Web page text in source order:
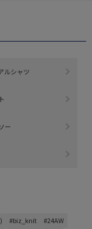
ルシャツ
ー
#biz_knit
#24AW